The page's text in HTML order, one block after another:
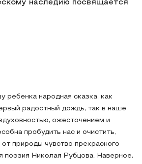
наследию посвящается
ребенка народная сказка, как
радостный дождь, так в наше
ожесточением и
пробудить нас и очистить,
природы чувство прекрасного
поэзия Николая Рубцова. Наверное,